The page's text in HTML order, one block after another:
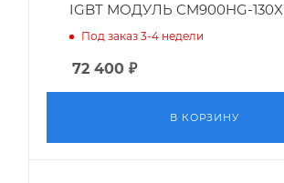
IGBT МОДУЛЬ CM900HG-130X
Под заказ 3-4 недели
72 400 ₽
В КОРЗИНУ